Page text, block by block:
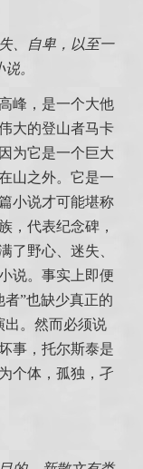
、自卑，以至一
。
峰，是一个大他
大的登山者马卡
为它是一个巨大
山之外。它是一
小说才可能堪称
，代表纪念碑，
了野心、迷失、
说。事实上即便
”也缺少真正的
出。然而必须说
事，托尔斯泰是
个体，孤独，孑